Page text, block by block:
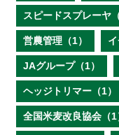
スピードスプレーヤ（
営農管理（1）
JAグループ（1）
ヘッジトリマー（1）
全国米麦改良協会（1